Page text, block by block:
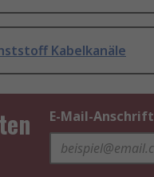
Kabelkanäle
E-Mail-Anschrift